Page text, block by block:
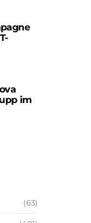
im
(63)